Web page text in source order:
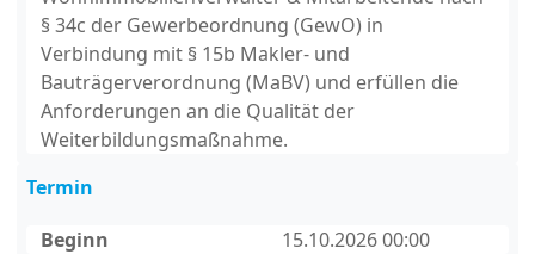
§ 34c der Gewerbeordnung (GewO) in
Verbindung mit § 15b Makler- und
Bauträgerverordnung (MaBV) und erfüllen die
Anforderungen an die Qualität der
Weiterbildungsmaßnahme.
Termin
Beginn
15.10.2026 00:00